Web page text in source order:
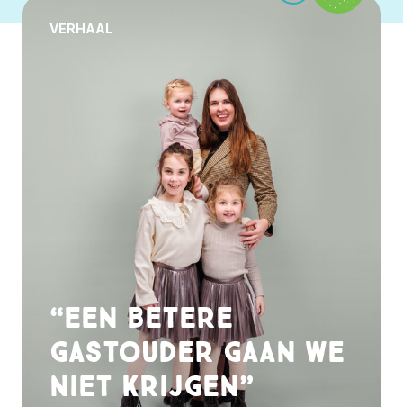
VERHAAL
“Een betere
gastouder gaan we
niet krijgen”